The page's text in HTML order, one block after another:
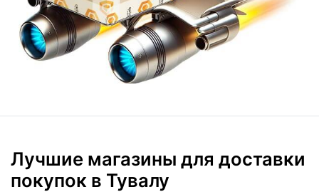
Лучшие магазины для доставки
покупок в Тувалу